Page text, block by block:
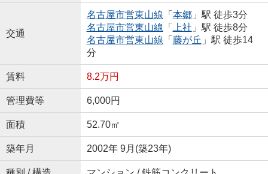
交通
名古屋市営東山線 「 本郷」駅 徒歩3分
名古屋市営東山線 「 上社 」駅 徒歩8分
名古屋市営東山線 「 藤が丘 」駅 徒歩14
分
賃料 8.2万円
管理費等 6,000円
面積 52.70㎡
築年月 2002年 9月(築23年)